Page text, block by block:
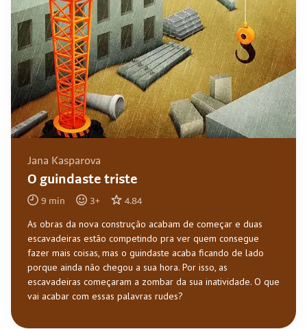
Jana Kasparova
O guindaste triste
9 min 3+ 4.84
As obras da nova construção acabam de começar e duas
escavadeiras estão competindo pra ver quem consegue
fazer mais coisas, mas o guindaste acaba ficando de lado
porque ainda não chegou a sua hora. Por isso, as
escavadeiras começaram a zombar da sua inatividade. O que
vai acabar com essas palavras rudes?